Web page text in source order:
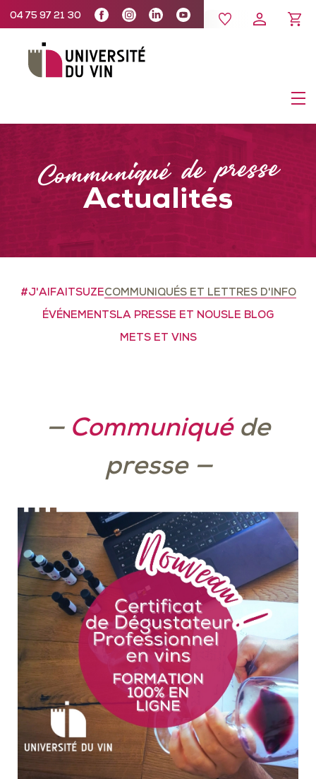
04 75 97 21 30
Communiqué de presse
Actualités
#J'AIFAITSUZECOMMUNIQUÉS ET LETTRES D'INFO
ÉVÉNEMENTSLA PRESSE ET NOUSLE BLOG
METS ET VINS
—Communiquéde
presse —